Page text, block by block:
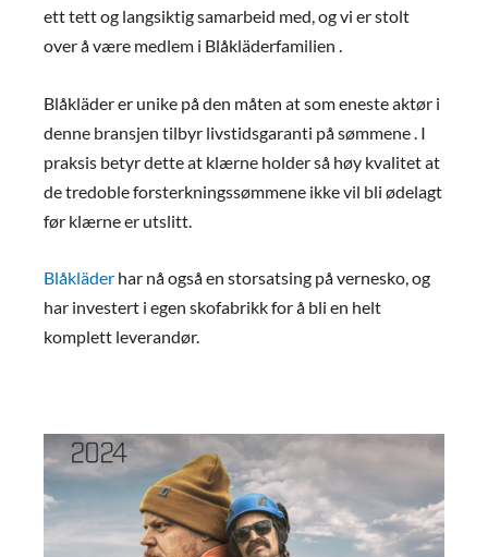
ett tett og langsiktig samarbeid med, og vi er stolt
over å være medlem i Blåkläderfamilien .
Blåkläder er unike på den måten at som eneste aktør i
denne bransjen tilbyr livstidsgaranti på sømmene . I
praksis betyr dette at klærne holder så høy kvalitet at
de tredoble forsterkningssømmene ikke vil bli ødelagt
før klærne er utslitt.
Blåkläder har nå også en storsatsing på vernesko, og
har investert i egen skofabrikk for å bli en helt
komplett leverandør.